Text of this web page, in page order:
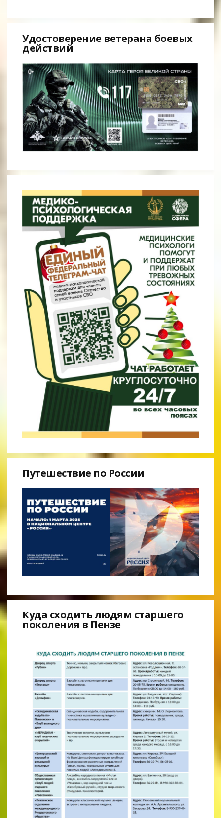
Удостоверение ветерана боевых
действий
Путешествие по России
Куда сходить людям старшего
поколения в Пензе